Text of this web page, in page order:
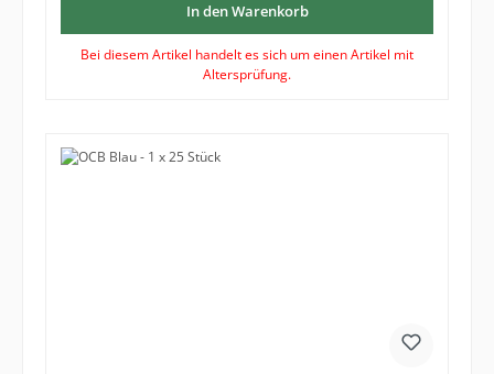
In den Warenkorb
Bei diesem Artikel handelt es sich um einen Artikel mit
Altersprüfung.